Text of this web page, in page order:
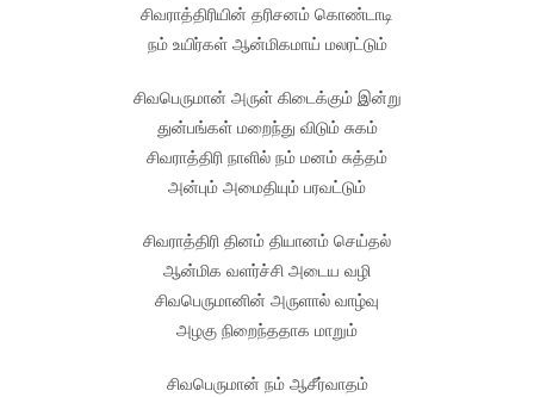
சிவராத்திரியின் தரிசனம் கொண்டாடி
நம் உயிர்கள் ஆன்மிகமாய் மலரட்டும்
சிவபெருமான் அருள் கிடைக்கும் இன்று
துன்பங்கள் மறைந்து விடும் சுகம்
சிவராத்திரி நாளில் நம் மனம் சுத்தம்
அன்பும் அமைதியும் பரவட்டும்
சிவராத்திரி தினம் தியானம் செய்தல்
ஆன்மிக வளர்ச்சி அடைய வழி
சிவபெருமானின் அருளால் வாழ்வு
அழகு நிறைந்ததாக மாறும்
சிவபெருமான் நம் ஆசீர்வாதம்